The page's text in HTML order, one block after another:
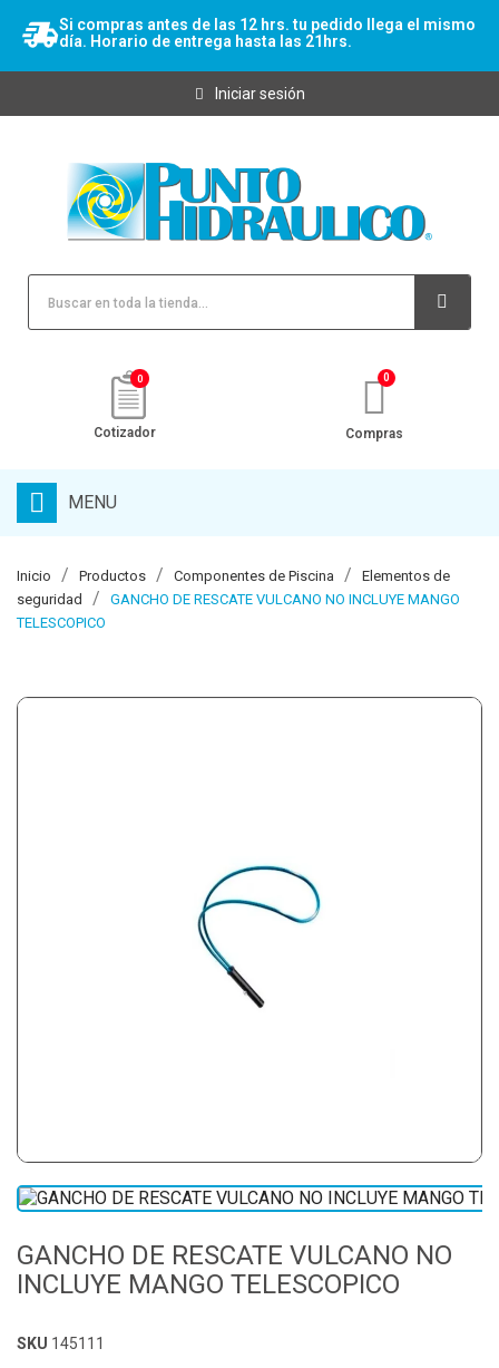
Si compras antes de las 12 hrs. tu pedido llega el mismo
día. Horario de entrega hasta las 21hrs.
Iniciar sesión
0
Cotizador Compras
MENU
Inicio Productos Componentes de Piscina
Elementos de
seguridad
GANCHO DE RESCATE VULCANO NO INCLUYE MANGO
TELESCOPICO
GANCHO DE RESCATE VULCANO NO
INCLUYE MANGO TELESCOPICO
SKU 145111